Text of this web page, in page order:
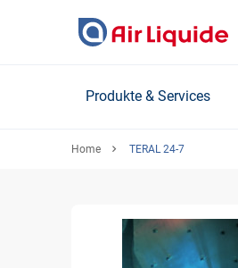
Produkte & Services
Home TERAL 24-7